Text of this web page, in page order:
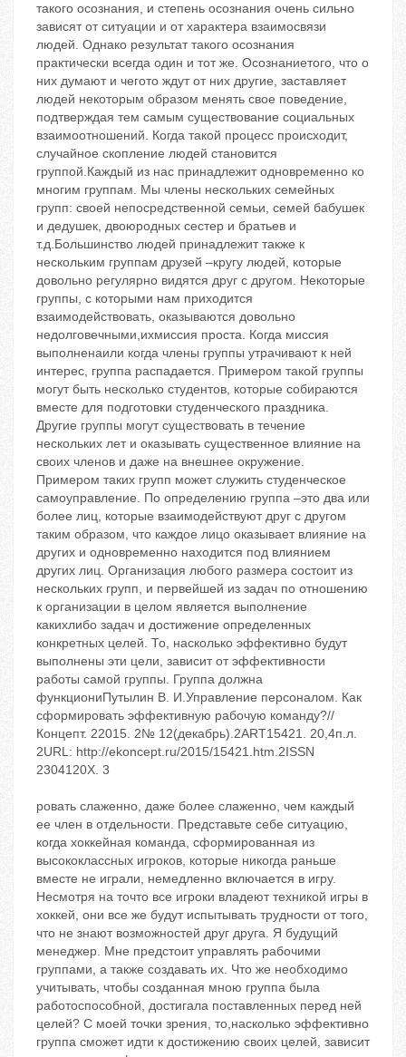
такого осознания, и степень осознания очень сильно
зависят от ситуации и от характера взаимосвязи
людей. Однако результат такого осознания
практически всегда один и тот же. Осознаниетого, что о
них думают и чегото ждут от них другие, заставляет
людей некоторым образом менять свое поведение,
подтверждая тем самым существование социальных
взаимоотношений. Когда такой процесс происходит,
случайное скопление людей становится
группой.Каждый из нас принадлежит одновременно ко
многим группам. Мы члены нескольких семейных
групп: своей непосредственной семьи, семей бабушек
и дедушек, двоюродных сестер и братьев и
т.д.Большинство людей принадлежит также к
нескольким группам друзей –кругу людей, которые
довольно регулярно видятся друг с другом. Некоторые
группы, с которыми нам приходится
взаимодействовать, оказываются довольно
недолговечными,ихмиссия проста. Когда миссия
выполненаили когда члены группы утрачивают к ней
интерес, группа распадается. Примером такой группы
могут быть несколько студентов, которые собираются
вместе для подготовки студенческого праздника.
Другие группы могут существовать в течение
нескольких лет и оказывать существенное влияние на
своих членов и даже на внешнее окружение.
Примером таких групп может служить студенческое
самоуправление. По определению группа –это два или
более лиц, которые взаимодействуют друг с другом
таким образом, что каждое лицо оказывает влияние на
других и одновременно находится под влиянием
других лиц. Организация любого размера состоит из
нескольких групп, и первейшей из задач по отношению
к организации в целом является выполнение
какихлибо задач и достижение определенных
конкретных целей. То, насколько эффективно будут
выполнены эти цели, зависит от эффективности
работы самой группы. Группа должна
функциониПутылин В. И.Управление персоналом. Как
сформировать эффективную рабочую команду?//
Концепт. 22015. 2№ 12(декабрь).2ART15421. 20,4п.л.
2URL: http://ekoncept.ru/2015/15421.htm.2ISSN
2304120X. 3
ровать слаженно, даже более слаженно, чем каждый
ее член в отдельности. Представьте себе ситуацию,
когда хоккейная команда, сформированная из
высококлассных игроков, которые никогда раньше
вместе не играли, немедленно включается в игру.
Несмотря на точто все игроки владеют техникой игры в
хоккей, они все же будут испытывать трудности от того,
что не знают возможностей друг друга. Я будущий
менеджер. Мне предстоит управлять рабочими
группами, а также создавать их. Что же необходимо
учитывать, чтобы созданная мною группа была
работоспособной, достигала поставленных перед ней
целей? С моей точки зрения, то,насколько эффективно
группа сможет идти к достижению своих целей, зависит